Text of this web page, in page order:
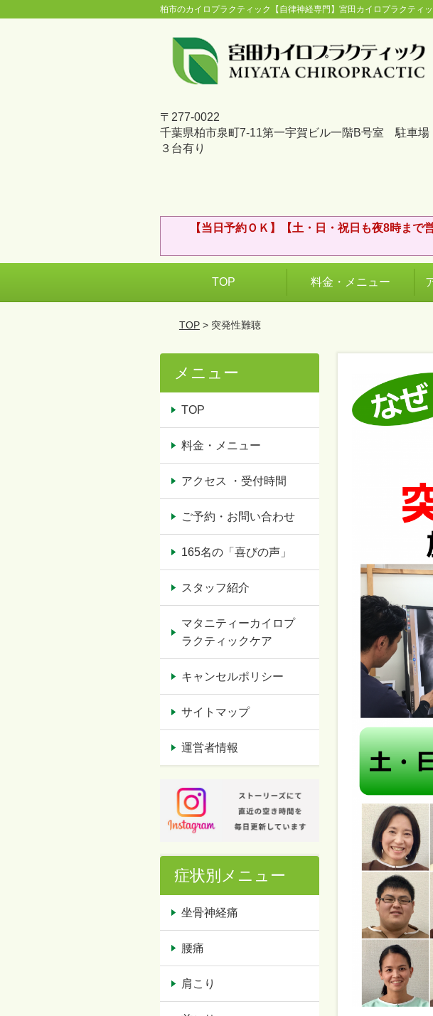
柏市のカイロプラクティック【自律神経専門】宮田カイロプラクティ
〒277-0022
千葉県柏市泉町7-11第一宇賀ビル一階B号室 駐車場
３台有り
【当日予約ＯＫ】【土・日・祝日も夜8時ま
TOP 料金・メニュー
TOP> 突発性難聴
メニュー
TOP
料金・メニュー
アクセス ・受付時間
ご予約・お問い合わせ
165名の「喜びの声」
スタッフ紹介
マタニティーカイロプ
ラクティックケア
キャンセルポリシー
サイトマップ
運営者情報
症状別メニュー
坐骨神経痛
腰痛
肩こり